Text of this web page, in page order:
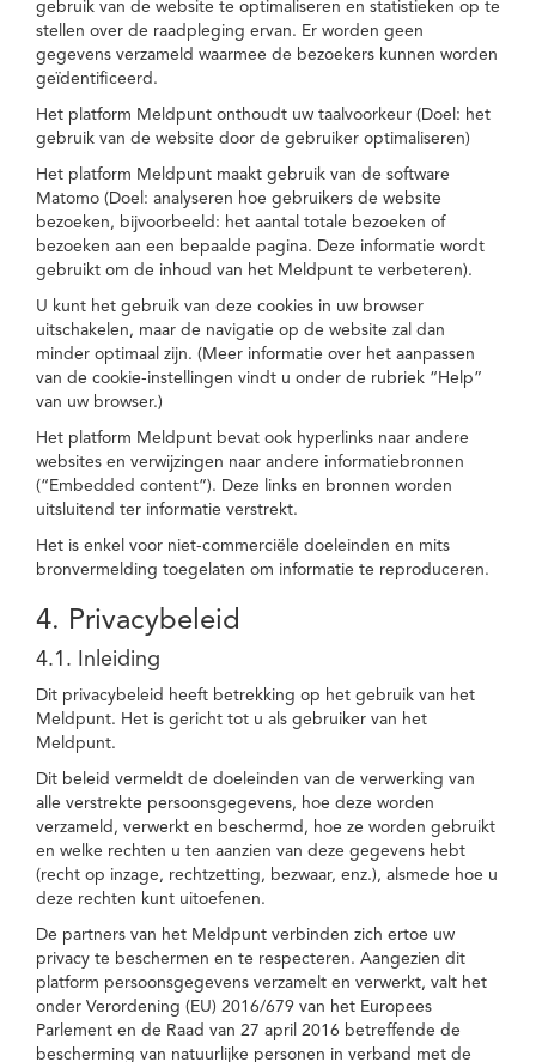
gebruik van de website te optimaliseren en statistieken op te
stellen over de raadpleging ervan. Er worden geen
gegevens verzameld waarmee de bezoekers kunnen worden
geïdentificeerd.
Het platform Meldpunt onthoudt uw taalvoorkeur (Doel: het
gebruik van de website door de gebruiker optimaliseren)
Het platform Meldpunt maakt gebruik van de software
Matomo (Doel: analyseren hoe gebruikers de website
bezoeken, bijvoorbeeld: het aantal totale bezoeken of
bezoeken aan een bepaalde pagina. Deze informatie wordt
gebruikt om de inhoud van het Meldpunt te verbeteren).
U kunt het gebruik van deze cookies in uw browser
uitschakelen, maar de navigatie op de website zal dan
minder optimaal zijn. (Meer informatie over het aanpassen
van de cookie-instellingen vindt u onder de rubriek “Help”
van uw browser.)
Het platform Meldpunt bevat ook hyperlinks naar andere
websites en verwijzingen naar andere informatiebronnen
(“Embedded content”). Deze links en bronnen worden
uitsluitend ter informatie verstrekt.
Het is enkel voor niet-commerciële doeleinden en mits
bronvermelding toegelaten om informatie te reproduceren.
4. Privacybeleid
4.1. Inleiding
Dit privacybeleid heeft betrekking op het gebruik van het
Meldpunt. Het is gericht tot u als gebruiker van het
Meldpunt.
Dit beleid vermeldt de doeleinden van de verwerking van
alle verstrekte persoonsgegevens, hoe deze worden
verzameld, verwerkt en beschermd, hoe ze worden gebruikt
en welke rechten u ten aanzien van deze gegevens hebt
(recht op inzage, rechtzetting, bezwaar, enz.), alsmede hoe u
deze rechten kunt uitoefenen.
De partners van het Meldpunt verbinden zich ertoe uw
privacy te beschermen en te respecteren. Aangezien dit
platform persoonsgegevens verzamelt en verwerkt, valt het
onder Verordening (EU) 2016/679 van het Europees
Parlement en de Raad van 27 april 2016 betreffende de
bescherming van natuurlijke personen in verband met de